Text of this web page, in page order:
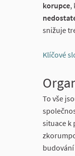
korupce,
snižuje
Klíčové
To vše
situace k